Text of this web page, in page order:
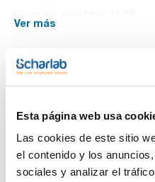
Esta página web usa
Las cookies de este sitio
el contenido y los
sociales y analizar el
Ver más
Documentación
TDS / Ficha técnica
Regístrate para
descargas
SDS/ Hoja de seguridad